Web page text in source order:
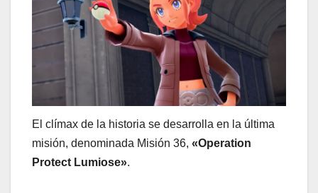
El clímax de la historia se desarrolla en la última
misión, denominada Misión 36, «Operation
Protect Lumiose».